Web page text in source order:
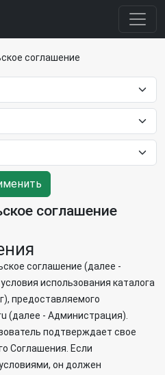
соглашение
соглашение
соглашение (далее -
использования каталога
предоставляемого
(далее - Администрация).
подтверждает свое
Соглашения. Если
он должен